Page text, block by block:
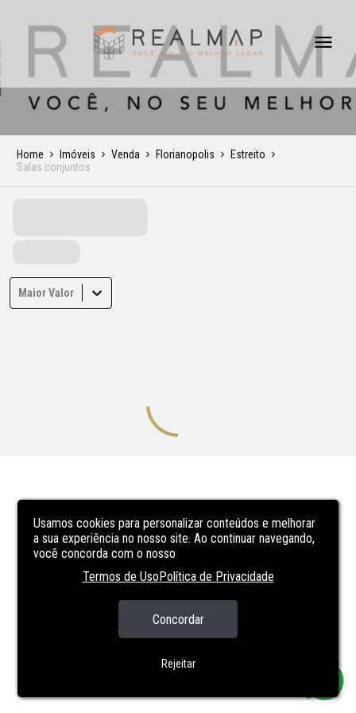
Usamos cookies para personalizar conteúdos e melhorar
a sua experiência no nosso site. Ao continuar navegando,
você concorda com o nosso
Termos de UsoPolítica de Privacidade
Concordar
Rejeitar
Home Imóveis Venda Florianopolis
Estreito
Salas conjuntos
Maior Valor